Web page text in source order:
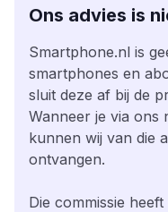
Ons advies is
Smartphone.nl is
smartphones en
sluit deze af bij de
Wanneer je via ons
kunnen wij van die
ontvangen.
Die commissie